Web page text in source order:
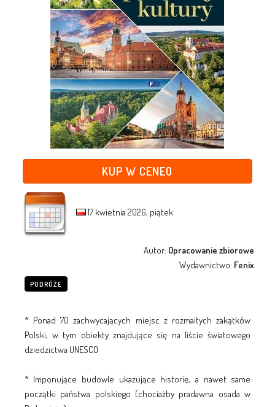
KUP W CENEO
17 kwietnia 2026, piątek
Autor: Opracowanie zbiorowe
Wydawnictwo: Fenix
PODRÓŻE
* Ponad 70 zachwycających miejsc z rozmaitych zakątków
Polski, w tym obiekty znajdujące się na liście światowego
dziedzictwa UNESCO
* Imponujące budowle ukazujące historię, a nawet same
początki państwa polskiego (chociażby pradawna osada w